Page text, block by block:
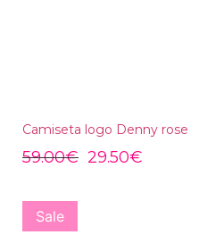
Camiseta logo Denny rose
59.00€ 29.50€
Sale